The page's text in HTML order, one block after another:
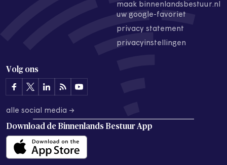
maak binnenlandsbestuur.nl
uw google-favoriet
privacy statement
privacyinstellingen
Volg ons
alle social media →
Download de Binnenlands Bestuur App